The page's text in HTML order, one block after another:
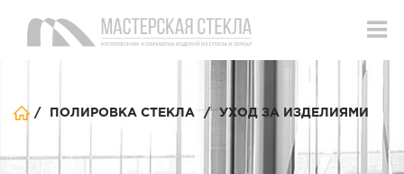
/ ПОЛИРОВКА СТЕКЛА / УХОД ЗА ИЗДЕЛИЯМИ